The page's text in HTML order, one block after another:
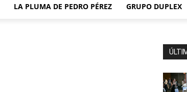
LA PLUMA DE PEDRO PÉREZ GRUPO DUPLEX